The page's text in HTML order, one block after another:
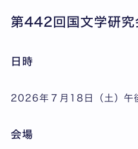
第442回国文学研究
日時
2026年７月18日（土）午
会場